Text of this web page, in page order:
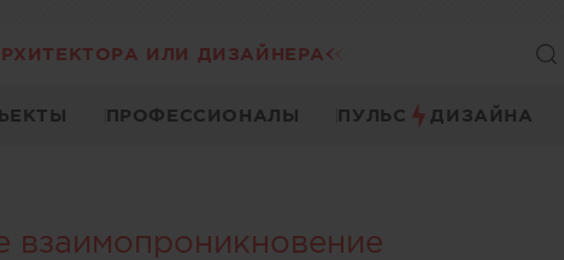
ИЛИ ДИЗАЙНЕРА
ПРОФЕССИОНАЛЫ ПУЛЬС ДИЗАЙНА
взаимопроникновение